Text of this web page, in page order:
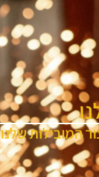
המובילות שלנו